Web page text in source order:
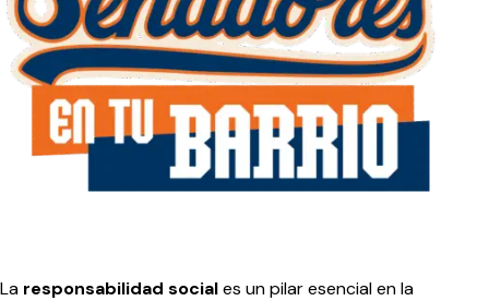
La responsabilidad sociales un pilar esencial en la